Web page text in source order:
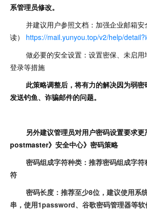
系管理员修改。
并建议用户参照文档：加强企业邮箱
读） https://mail.yunyou.top/v2/help/
做必要的安全设置：设置密保、未启
登录等措施
此策略调整后，将有力的解决因为弱密
发送钓鱼、诈骗邮件的问题。
另外建议管理员对用户密码设置要求
postmaster》安全中心》密码策略
密码组成字符种类：推荐密码组成字
符
密码长度：推荐至少8位，建议使用系
串，使用1password、谷歌密码管理器等软